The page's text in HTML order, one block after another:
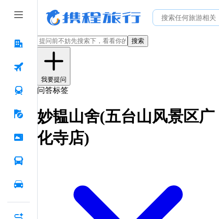
搜索
我要提问
问答标签
妙韫山舍(五台山风景区广
化寺店)